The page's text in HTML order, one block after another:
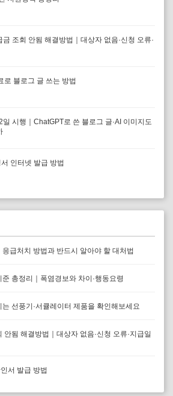
금 조회 안됨 해결방법｜대상자 없음·신청 오류·
로 블로그 글 쓰는 방법
일 시행｜ChatGPT로 쓴 블로그 글·AI 이미지도
인터넷 발급 방법
급처치 방법과 반드시 알아야 할 대처법
총정리｜폭염경보와 차이·행동요령
선풍기·서큘레이터 제품을 확인해보세요
안됨 해결방법｜대상자 없음·신청 오류·지급일
서 발급 방법